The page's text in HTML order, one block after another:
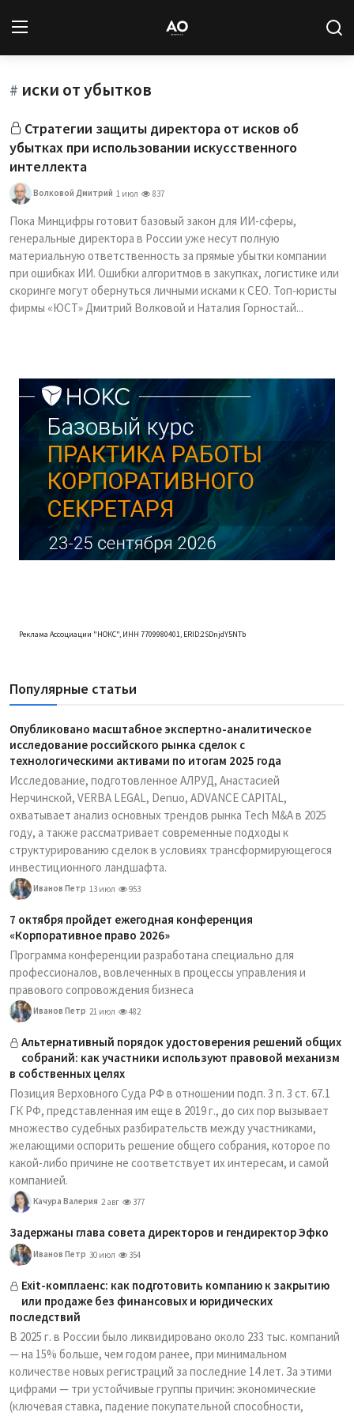
Вход
Новости
Статьи
Архив
База знаний
# иски от убытков
Стратегии защиты директора от исков об
убытках при использовании искусственного
интеллекта
Волковой Дмитрий 1 июл 837
Пока Минцифры готовит базовый закон для ИИ-сферы,
генеральные директора в России уже несут полную
материальную ответственность за прямые убытки компании
при ошибках ИИ. Ошибки алгоритмов в закупках, логистике или
скоринге могут обернуться личными исками к CEO. Топ-юристы
фирмы «ЮСТ» Дмитрий Волковой и Наталия Горностай...
Реклама Ассоциации "НОКС", ИНН 7709980401, ERID:2SDnjdY5NTb
Популярные статьи
Опубликовано масштабное экспертно-аналитическое
исследование российского рынка сделок с
технологическими активами по итогам 2025 года
Исследование, подготовленное АЛРУД, Анастасией
Нерчинской, VERBA LEGAL, Denuo, ADVANCE CAPITAL,
охватывает анализ основных трендов рынка Tech M&A в 2025
году, а также рассматривает современные подходы к
структурированию сделок в условиях трансформирующегося
инвестиционного ландшафта.
Иванов Петр 13 июл 953
7 октября пройдет ежегодная конференция
«Корпоративное право 2026»
Программа конференции разработана специально для
профессионалов, вовлеченных в процессы управления и
правового сопровождения бизнеса
Иванов Петр 21 июл 482
Альтернативный порядок удостоверения решений общих
собраний: как участники используют правовой механизм
в собственных целях
Позиция Верховного Суда РФ в отношении подп. 3 п. 3 ст. 67.1
ГК РФ, представленная им еще в 2019 г., до сих пор вызывает
множество судебных разбирательств между участниками,
желающими оспорить решение общего собрания, которое по
какой-либо причине не соответствует их интересам, и самой
компанией.
Качура Валерия 2 авг 377
Задержаны глава совета директоров и гендиректор Эфко
Иванов Петр 30 июл 354
Exit-комплаенс: как подготовить компанию к закрытию
или продаже без финансовых и юридических
последствий
В 2025 г. в России было ликвидировано около 233 тыс. компаний
— на 15% больше, чем годом ранее, при минимальном
количестве новых регистраций за последние 14 лет. За этими
цифрами — три устойчивые группы причин: экономические
(ключевая ставка, падение покупательной способности,